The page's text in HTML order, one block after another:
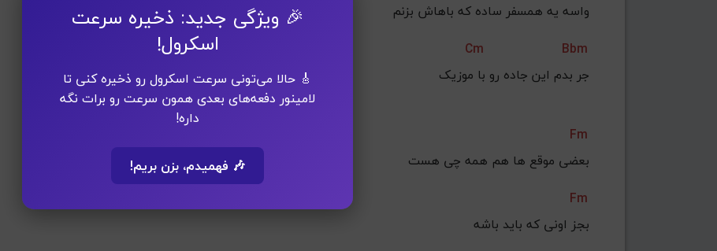
🎉 ویژگی جدید: ذخیره سرعت
اسکرول!
🎸 حالا می‌تونی سرعت اسکرول رو ذخیره کنی تا
لامینور دفعه‌های بعدی همون سرعت رو برات نگه
داره!
🎶 فهمیدم، بزن بریم!
واسه یه همسفر ساده که باهاش بزنم
Cm
Bbm
جر بدم این جاده رو با موزیک
Fm
بعضی موقع ها هم همه چی هست
Fm
بجز اونی که باید باشه